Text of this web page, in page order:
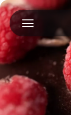
Saltar
al
contenido